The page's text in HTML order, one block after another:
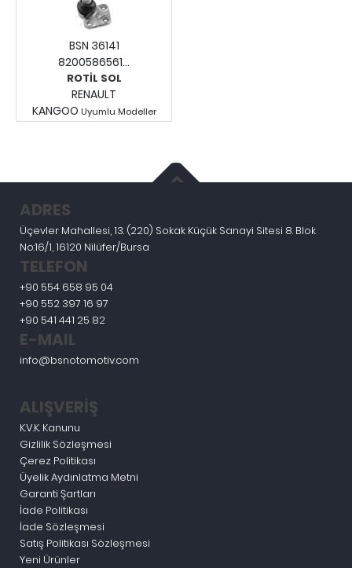
BSN 36141
8200586561...
ROTİL SOL
RENAULT
KANGOO Uyumlu Modeller
ADRES
Üçevler Mahallesi, 13. (220) Sokak Küçük Sanayi Sitesi 8. Blok
No:16/1, 16120 Nilüfer/Bursa
TELEFON
+90 554 658 95 04
+90 552 397 16 97
+90 541 441 25 82
E-MAIL
info@bsnotomotiv.com
ALIŞVERİŞ
K.V.K. Kanunu
Gizlilik Sözleşmesi
Çerez Politikası
Üyelik Aydınlatma Metni
Garanti Şartları
İade Politikası
İade Sözleşmesi
Satış Politikası Sözleşmesi
Yeni Ürünler